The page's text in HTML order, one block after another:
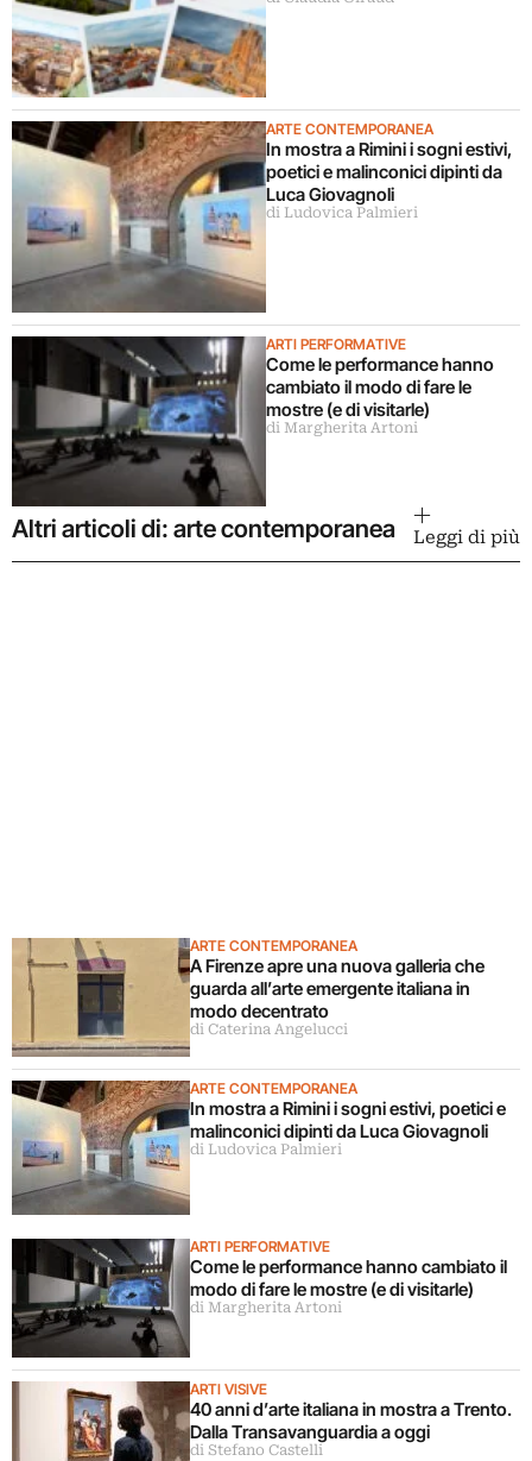
ARTE CONTEMPORANEA
In mostra a Rimini i sogni estivi,
poetici e malinconici dipinti da
Luca Giovagnoli
di Ludovica Palmieri
ARTI PERFORMATIVE
Come le performance hanno
cambiato il modo di fare le
mostre (e di visitarle)
di Margherita Artoni
Altri articoli di: arte contemporanea Leggi di più
ARTE CONTEMPORANEA
A Firenze apre una nuova galleria che
guarda all’arte emergente italiana in
modo decentrato
di Caterina Angelucci
ARTE CONTEMPORANEA
In mostra a Rimini i sogni estivi, poetici e
malinconici dipinti da Luca Giovagnoli
di Ludovica Palmieri
ARTI PERFORMATIVE
Come le performance hanno cambiato il
modo di fare le mostre (e di visitarle)
di Margherita Artoni
ARTI VISIVE
40 anni d’arte italiana in mostra a Trento.
Dalla Transavanguardia a oggi
di Stefano Castelli